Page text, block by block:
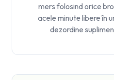
mers folosind orice
acele minute libere în
dezordine